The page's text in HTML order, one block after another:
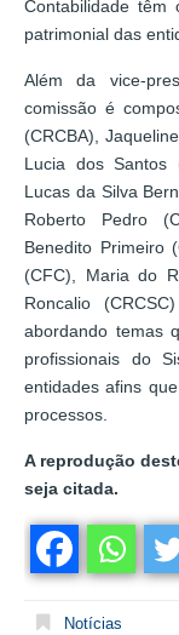
Contabilidade
patrimonial das
Além da vice-
comissão é
(CRCBA),
Lucia dos Santos
Lucas da Silva
Roberto Pedro
Benedito Primeiro
(CFC), Maria do
Roncalio
abordando temas
profissionais do
entidades afins
processos.
A reprodução
seja citada.
Notícias